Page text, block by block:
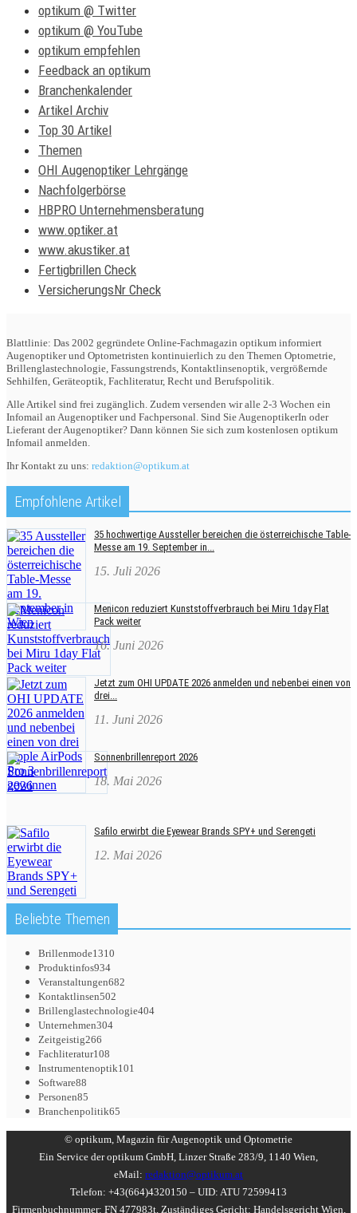
optikum @ Twitter
optikum @ YouTube
optikum empfehlen
Feedback an optikum
Branchenkalender
Artikel Archiv
Top 30 Artikel
Themen
OHI Augenoptiker Lehrgänge
Nachfolgerbörse
HBPRO Unternehmensberatung
www.optiker.at
www.akustiker.at
Fertigbrillen Check
VersicherungsNr Check
Blattlinie: Das 2002 gegründete Online-Fachmagazin optikum informiert
Augenoptiker und Optometristen kontinuierlich zu den Themen Optometrie,
Brillenglastechnologie, Fassungstrends, Kontaktlinsenoptik, vergrößernde
Sehhilfen, Geräteoptik, Fachliteratur, Recht und Berufspolitik.
Alle Artikel sind frei zugänglich. Zudem versenden wir alle 2-3 Wochen ein
Infomail an Augenoptiker und Fachpersonal. Sind Sie AugenoptikerIn oder
Lieferant der Augenoptiker? Dann können Sie sich zum kostenlosen optikum
Infomail anmelden.
Ihr Kontakt zu uns: redaktion@optikum.at
Empfohlene Artikel
35 hochwertige Aussteller bereichen die österreichische Table-
Messe am 19. September in...
15. Juli 2026
Menicon reduziert Kunststoffverbrauch bei Miru 1day Flat
Pack weiter
16. Juni 2026
Jetzt zum OHI UPDATE 2026 anmelden und nebenbei einen von
drei...
11. Juni 2026
Sonnenbrillenreport 2026
18. Mai 2026
Safilo erwirbt die Eyewear Brands SPY+ und Serengeti
12. Mai 2026
Beliebte Themen
Brillenmode1310
Produktinfos934
Veranstaltungen682
Kontaktlinsen502
Brillenglastechnologie404
Unternehmen304
Zeitgeistig266
Fachliteratur108
Instrumentenoptik101
Software88
Personen85
Branchenpolitik65
© optikum, Magazin für Augenoptik und Optometrie
Ein Service der optikum GmbH, Linzer Straße 283/9, 1140 Wien,
eMail: redaktion@optikum.at
Telefon: +43(664)4320150 – UID: ATU 72599413
Firmenbuchnummer: FN 477983t, Zuständiges Gericht: Handelsgericht Wien,